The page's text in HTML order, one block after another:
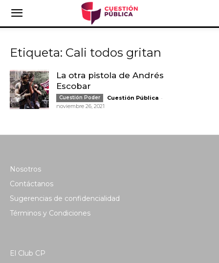
Etiqueta: Cali todos gritan
La otra pistola de Andrés
Escobar
Cuestión Poder Cuestión Pública -
noviembre 26, 2021
Nosotros
Contáctanos
Sugerencias de confidencialidad
Términos y Condiciones
El Club CP